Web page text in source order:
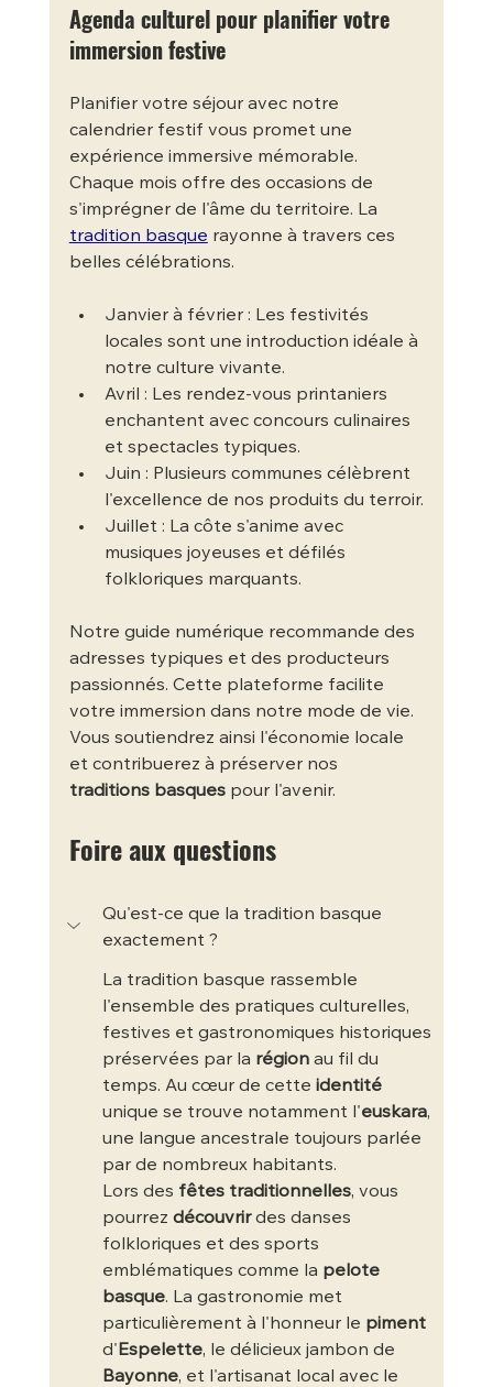
Agenda culturel pour planifier votre
immersion festive
Planifier votre séjour avec notre
calendrier festif vous promet une
expérience immersive mémorable.
Chaque mois offre des occasions de
s'imprégner de l'âme du territoire. La
tradition basque rayonne à travers ces
belles célébrations.
Janvier à février : Les festivités
locales sont une introduction idéale à
notre culture vivante.
Avril : Les rendez-vous printaniers
enchantent avec concours culinaires
et spectacles typiques.
Juin : Plusieurs communes célèbrent
l'excellence de nos produits du terroir.
Juillet : La côte s'anime avec
musiques joyeuses et défilés
folkloriques marquants.
Notre guide numérique recommande des
adresses typiques et des producteurs
passionnés. Cette plateforme facilite
votre immersion dans notre mode de vie.
Vous soutiendrez ainsi l'économie locale
et contribuerez à préserver nos
traditions basques pour l'avenir.
Foire aux questions
Qu'est-ce que la tradition basque
exactement ?
La tradition basque rassemble
l'ensemble des pratiques culturelles,
festives et gastronomiques historiques
préservées par la région au fil du
temps. Au cœur de cette identité
unique se trouve notamment l'euskara,
une langue ancestrale toujours parlée
par de nombreux habitants.
Lors des fêtes traditionnelles, vous
pourrez découvrir des danses
folkloriques et des sports
emblématiques comme la pelote
basque. La gastronomie met
particulièrement à l'honneur le piment
d' Espelette, le délicieux jambon de
Bayonne, et l'artisanat local avec le